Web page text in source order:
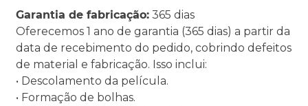
Garantia de fabricação: 365 dias
Oferecemos 1 ano de garantia (365 dias) a partir da
data de recebimento do pedido, cobrindo defeitos
de material e fabricação. Isso inclui:
• Descolamento da película.
• Formação de bolhas.